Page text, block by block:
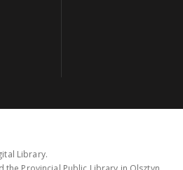
Library.